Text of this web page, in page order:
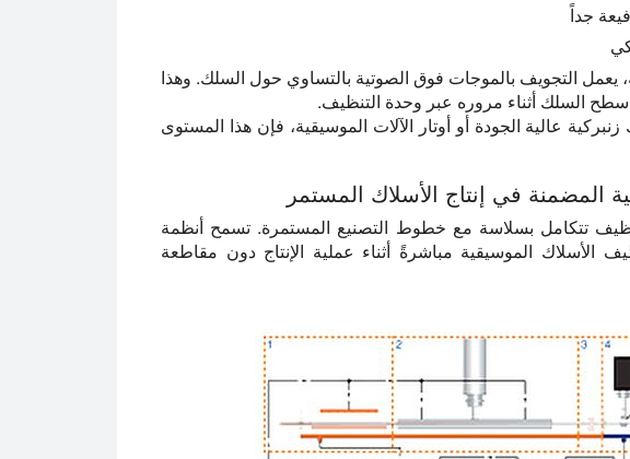
جداً
يعمل التجويف بالموجات فوق الصوتية بالتساوي حول السلك. وهذا
السلك أثناء مروره عبر وحدة التنظيف.
عالية الجودة أو أوتار الآلات الموسيقية، فإن هذا المستوى
المضمنة في إنتاج الأسلاك المستمر
تتكامل بسلاسة مع خطوط التصنيع المستمرة. تسمح أنظمة
الأسلاك الموسيقية مباشرةً أثناء عملية الإنتاج دون مقاطعة